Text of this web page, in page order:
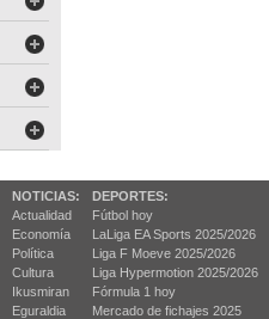
NOTICIAS:
Actualidad
Economía
Política
Cultura
Ikusmiran
Eguraldia
DEPORTES:
Fútbol hoy
LaLiga EA Sports 2025/2026
Liga F Moeve 2025/2026
Liga Hypermotion 2025/2026
Fórmula 1 hoy
Mercado de fichajes 2025